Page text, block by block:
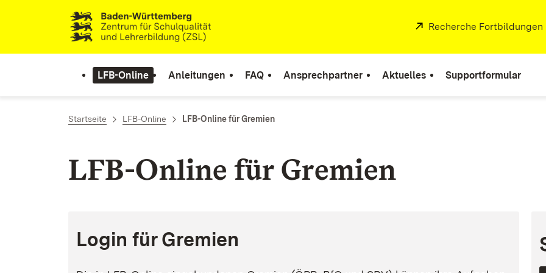
Zum Inhalt springen
Extern:
Recherche Fortbildungen
LFB-Online Anleitungen FAQ Ansprechpartner Aktuelles Supportformular
Startseite LFB-Online LFB-Online für Gremien
LFB-Online für Gremien
Login für Gremien